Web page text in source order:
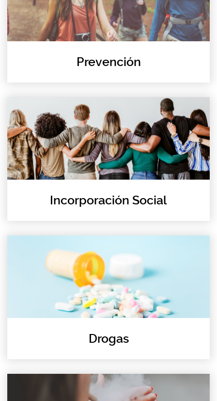
Prevención
Incorporación Social
Drogas